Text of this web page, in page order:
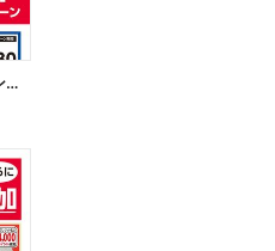
〈会員様特典〉8月のお得なポイントキャンペーン